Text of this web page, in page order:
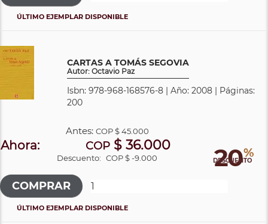
ÚLTIMO EJEMPLAR DISPONIBLE
CARTAS A TOMÁS SEGOVIA
Autor: Octavio Paz
Isbn: 978-968-168576-8 | Año: 2008 | Páginas:
200
20%
DESCUENTO
Antes: COP$ 45.000
Ahora: COP $ 36.000
Descuento: COP $ -9.000
ÚLTIMO EJEMPLAR DISPONIBLE